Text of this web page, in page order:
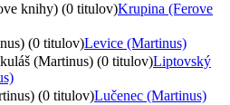
knihy) (0 titulov)Krupina (Ferove
(0 titulov)Levice (Martinus)
(Martinus) (0 titulov)Liptovský
(0 titulov)Lučenec (Martinus)